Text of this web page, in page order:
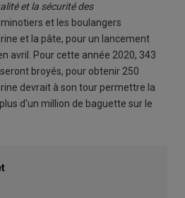
et la sécurité des
et les boulangers
et la pâte, pour un lancement
avril. Pour cette année 2020, 343
broyés, pour obtenir 250
devrait à son tour permettre la
d'un million de baguette sur le